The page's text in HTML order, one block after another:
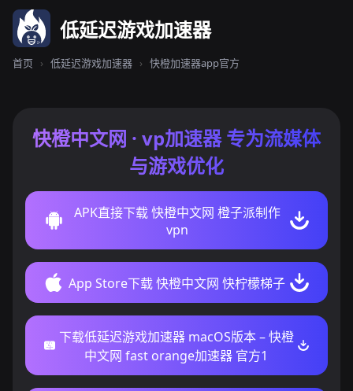
低延迟游戏加速器
首页 › 低延迟游戏加速器 › 快橙加速器app官方
快橙中文网 · vp加速器 专为流媒体
与游戏优化
APK直接下载 快橙中文网 橙子派制作
vpn
App Store下载 快橙中文网 快柠檬梯子
下载低延迟游戏加速器 macOS版本 – 快橙
中文网 fast orange加速器 官方1